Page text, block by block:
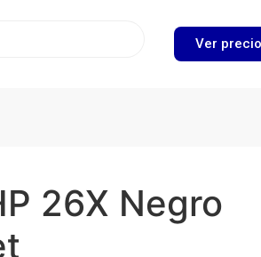
Ver
26X Negro